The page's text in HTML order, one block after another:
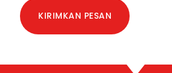
KIRIMKAN PESAN